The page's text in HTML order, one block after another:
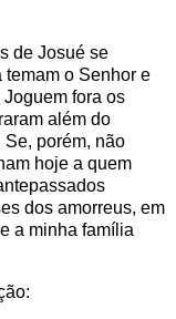
de Josué se
temam o Senhor e
fora os
além do
Se, porém, não
hoje a quem
dos amorreus, em
a minha família